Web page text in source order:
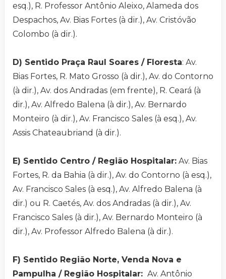
esq.), R. Professor Antônio Aleixo, Alameda dos
Despachos, Av. Bias Fortes (à dir.), Av. Cristóvão
Colombo (à dir.).
D) Sentido Praça Raul Soares / Floresta: Av.
Bias Fortes, R. Mato Grosso (à dir.), Av. do Contorno
(à dir.), Av. dos Andradas (em frente), R. Ceará (à
dir.), Av. Alfredo Balena (à dir.), Av. Bernardo
Monteiro (à dir.), Av. Francisco Sales (à esq.), Av.
Assis Chateaubriand (à dir.).
E) Sentido Centro / Região Hospitalar: Av. Bias
Fortes, R. da Bahia (à dir.), Av. do Contorno (à esq.),
Av. Francisco Sales (à esq.), Av. Alfredo Balena (à
dir.) ou R. Caetés, Av. dos Andradas (à dir.), Av.
Francisco Sales (à dir.), Av. Bernardo Monteiro (à
dir.), Av. Professor Alfredo Balena (à dir.).
F) Sentido Região Norte, Venda Nova e
Pampulha / Região Hospitalar: Av. Antônio